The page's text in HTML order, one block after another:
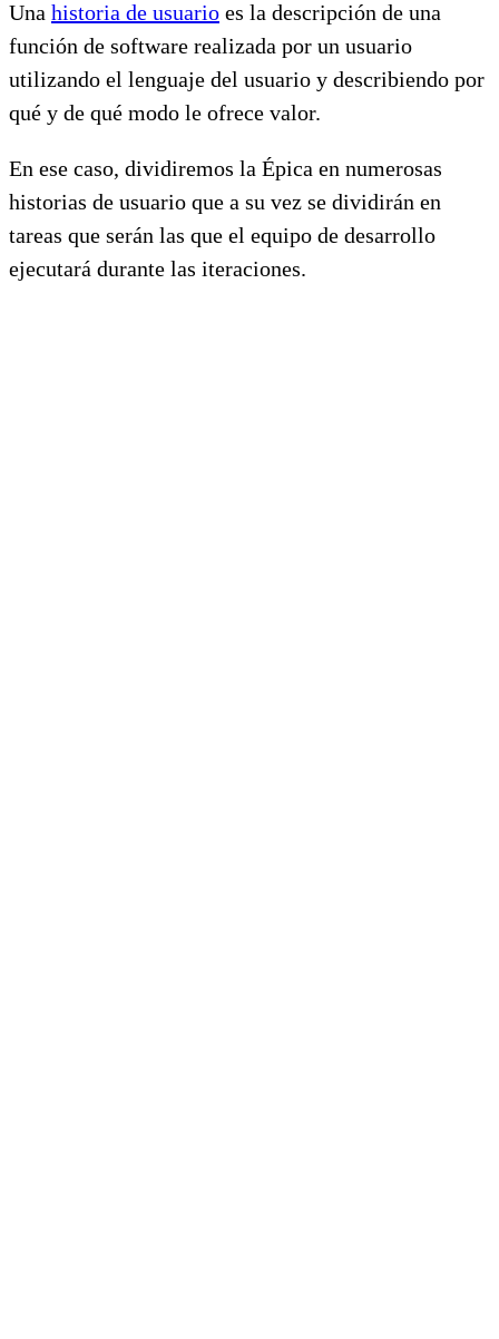
Una historia de usuario es la descripción de una
función de software realizada por un usuario
utilizando el lenguaje del usuario y describiendo por
qué y de qué modo le ofrece valor.
En ese caso, dividiremos la Épica en numerosas
historias de usuario que a su vez se dividirán en
tareas que serán las que el equipo de desarrollo
ejecutará durante las iteraciones.